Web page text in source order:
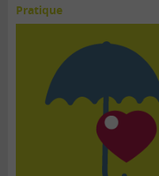
Pratique